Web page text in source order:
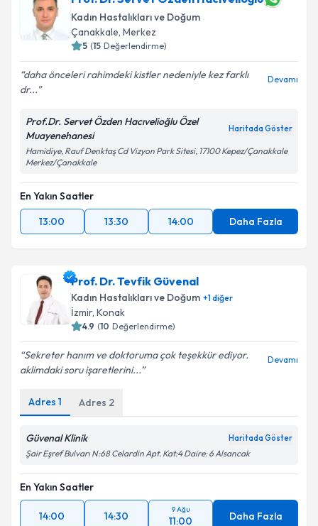
Kadın Hastalıkları ve Doğum
Çanakkale, Merkez
5 (15 Değerlendirme)
daha önceleri rahimdeki kistler nedeniyle kez farklı
dr...
Devamı
Prof.Dr. Servet Özden Hacıvelioğlu Özel
Muayenehanesi
Haritada Göster
Hamidiye, Rauf Denktaş Cd Vizyon Park Sitesi, 17100 Kepez/Çanakkale
Merkez/Çanakkale
En Yakın Saatler
13:00
13:30 14:00 Daha Fazla
Prof. Dr. Tevfik Güvenal
Kadın Hastalıkları ve Doğum +1diğer
İzmir, Konak
4.9 (10 Değerlendirme)
Sekreter hanım ve doktoruma çok teşekkür ediyor.
aklimdaki soru işaretlerini...
Devamı
Adres 1 Adres 2
Güvenal Klinik Haritada Göster
Şair Eşref Bulvarı N:68 Celardin Apt. Kat:4 Daire: 6 Alsancak
En Yakın Saatler
14:00 14:30
9 Ağu
11:00 Daha Fazla